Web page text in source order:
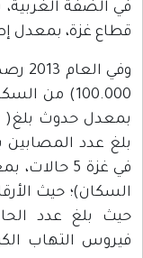
قطاع غزة، بمعدل
السكان)؛ حيث